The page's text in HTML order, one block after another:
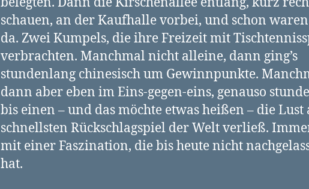
schauen, an der Kaufhalle vorbei, und schon
da. Zwei Kumpels, die ihre Freizeit mit
verbrachten. Manchmal nicht alleine, dann ging’s
stundenlang chinesisch um Gewinnpunkte.
dann aber eben im Eins-gegen-eins, genauso
bis einen – und das möchte etwas heißen – die Lust
schnellsten Rückschlagspiel der Welt verließ.
mit einer Faszination, die bis heute nicht
hat.